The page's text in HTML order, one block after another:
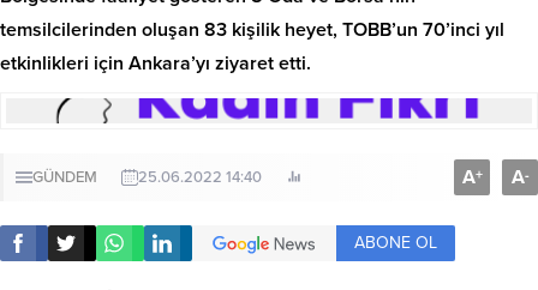
temsilcilerinden oluşan 83 kişilik heyet, TOBB’un 70’inci yıl
etkinlikleri için Ankara’yı ziyaret etti.
GÜNDEM 25.06.2022 14:40 A+ A-
ABONE OL